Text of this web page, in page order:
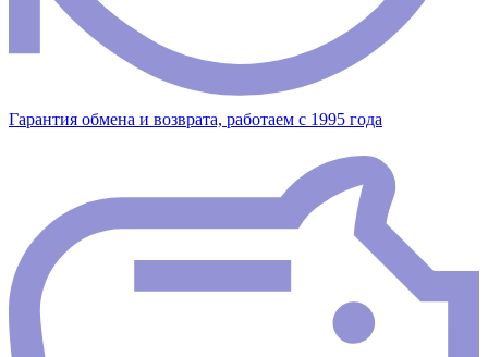
Гарантия обмена и возврата, работаем с 1995 года